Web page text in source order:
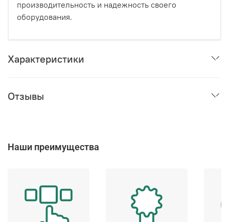
производительность и надежность своего
оборудования.
Характеристики
Отзывы
Наши преимущества